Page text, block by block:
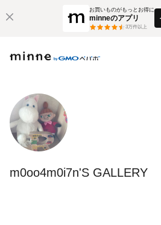
お買いものがもっとお得に
minneのアプリ
3万件以上
m0oo4m0i7n'S GALLERY